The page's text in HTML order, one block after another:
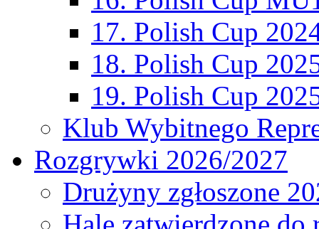
17. Polish Cup
18. Polish Cup
19. Polish Cup
Klub Wybitnego
Rozgrywki 2026/2027
Drużyny zgłoszone